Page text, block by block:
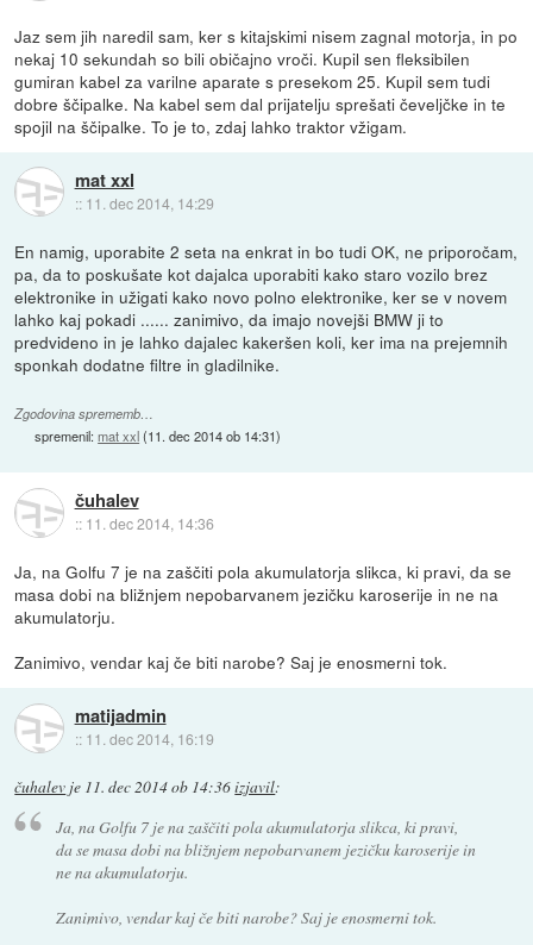
Jaz sem jih naredil sam, ker s kitajskimi nisem zagnal motorja, in po
nekaj 10 sekundah so bili običajno vroči. Kupil sen fleksibilen
gumiran kabel za varilne aparate s presekom 25. Kupil sem tudi
dobre ščipalke. Na kabel sem dal prijatelju sprešati čeveljčke in te
spojil na ščipalke. To je to, zdaj lahko traktor vžigam.
mat xxl
:: 11. dec 2014, 14:29
En namig, uporabite 2 seta na enkrat in bo tudi OK, ne priporočam,
pa, da to poskušate kot dajalca uporabiti kako staro vozilo brez
elektronike in užigati kako novo polno elektronike, ker se v novem
lahko kaj pokadi ...... zanimivo, da imajo novejši BMW ji to
predvideno in je lahko dajalec kakeršen koli, ker ima na prejemnih
sponkah dodatne filtre in gladilnike.
Zgodovina sprememb…
spremenil:mat xxl(11. dec 2014 ob 14:31)
čuhalev
:: 11. dec 2014, 14:36
Ja, na Golfu 7 je na zaščiti pola akumulatorja slikca, ki pravi, da se
masa dobi na bližnjem nepobarvanem jezičku karoserije in ne na
akumulatorju.
Zanimivo, vendar kaj če biti narobe? Saj je enosmerni tok.
matijadmin
:: 11. dec 2014, 16:19
čuhalev je 11. dec 2014 ob 14:36izjavil:
Ja, na Golfu 7 je na zaščiti pola akumulatorja slikca, ki pravi,
da se masa dobi na bližnjem nepobarvanem jezičku karoserije in
ne na akumulatorju.
Zanimivo, vendar kaj če biti narobe? Saj je enosmerni tok.